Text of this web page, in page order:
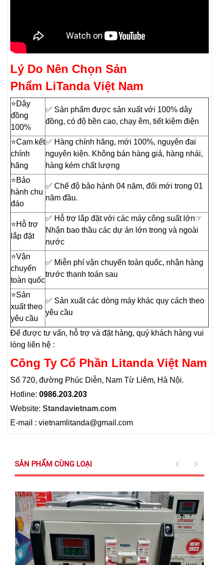
Lý Do Nên Chọn Sản
Phẩm LiTanda Việt Nam
⭐️Dây
đồng
100%
✅ Sản phẩm được sản xuất với 100% dây
đồng, có độ bền cao, chạy êm, tiết kiệm điện
⭐️Cam kết
chính
hãng
✅ Hàng chính hãng, mới 100%, nguyên đai
nguyên kiện. Không bán hàng giả, hàng nhái,
hàng kém chất lượng
⭐️Bảo
hành chu
đáo
✅ Chế độ bảo hành 04 năm, đổi mới trong 01
năm đầu.
⭐️Hỗ trợ
lắp đặt
✅ Hỗ trợ lắp đặt với các máy công suất lớn☞
Nhận bao thầu các dự án lớn trong và ngoài
nước
⭐️Vận
chuyển
toàn quốc
✅ Miễn phí vận chuyển toàn quốc, nhận hàng
trước thanh toán sau
⭐️Sản
xuất theo
yêu cầu
✅ Sản xuất các dòng máy khác quy cách theo
yêu cầu
Để được tư vấn, hỗ trợ và đặt hàng, quý khách hàng vui
lòng liên hệ :
Công Ty Cổ Phần Litanda Việt Nam
Số 720, đường Phúc Diễn, Nam Từ Liêm, Hà Nội.
Hotline: 0986.203.203
Website: Standavietnam.com
E-mail : vietnamlitanda@gmail.com
SẢN PHẨM CÙNG LOẠI